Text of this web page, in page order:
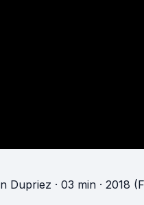
Dupriez · 03 min · 2018